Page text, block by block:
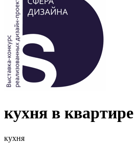
кухня в
кухня